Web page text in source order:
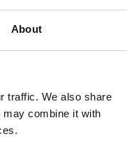
About
traffic. We also share
combine it with